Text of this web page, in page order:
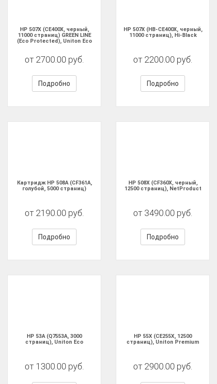
HP 507X (CE400X, черный,
11000 страниц) GREEN LINE
(Eco Protected), Uniton Eco
от 2700.00 руб.
Подробно
HP 507X (HB-CE400X, черный,
11000 страниц), Hi-Black
от 2200.00 руб.
Подробно
Картридж HP 508A (CF361A,
голубой, 5000 страниц)
от 2190.00 руб.
Подробно
HP 508X (CF360X, черный,
12500 страниц), NetProduct
от 3490.00 руб.
Подробно
HP 53A (Q7553A, 3000
страниц), Uniton Eco
от 1300.00 руб.
HP 55X (CE255X, 12500
страниц), Uniton Premium
от 2900.00 руб.